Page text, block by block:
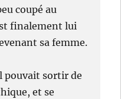
coupé au
finalement lui
sa femme.
pouvait sortir de
et se